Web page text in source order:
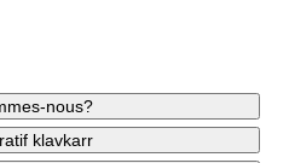
nous?
klavkarr